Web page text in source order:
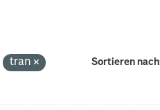
Sortieren nach
tran